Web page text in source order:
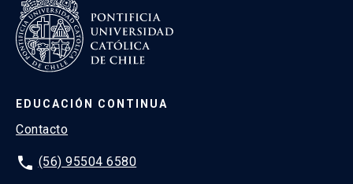
EDUCACIÓN CONTINUA
Contacto
phone (56) 95504 6580